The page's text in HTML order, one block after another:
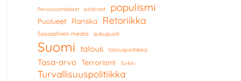
Perussuomalaiset podcast populismi
Puolueet Ranska Retoriikka
Sosiaalinen media sukupuoli
Suomi talous talouspolitiikka
Tasa-arvo Terrorismi Turkki
Turvallisuuspolitiikka